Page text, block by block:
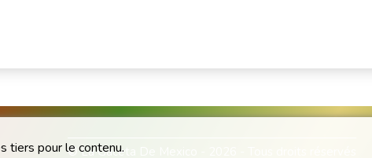
tiers pour le contenu.© La Gaceta De Mexico - 2026 - Tous droits réservés